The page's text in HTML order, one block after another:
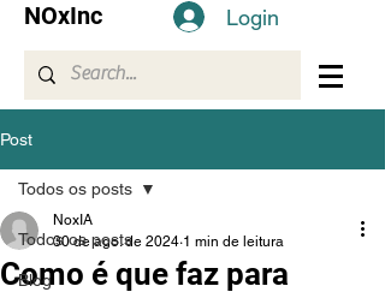
NOxInc Login
Post
Todos os posts
Blog
Todos os posts
Como é que faz para
NoxIA
30 de ago. de 2024 1 min de leitura